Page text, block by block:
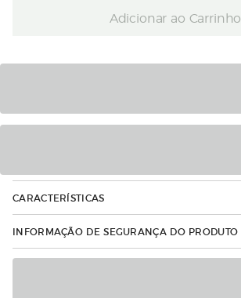
Adicionar ao Carrinho
CARACTERÍSTICAS
INFORMAÇÃO DE SEGURANÇA DO PRODUTO